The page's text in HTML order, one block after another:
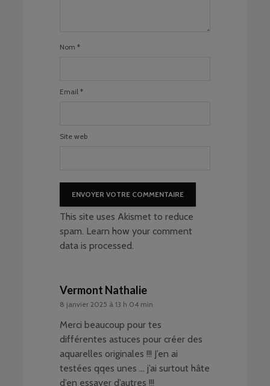
Nom *
Email *
Site web
This site uses Akismet to reduce
spam. Learn how your comment
data is processed.
Vermont Nathalie
8 janvier 2025 à 13 h 04 min
Merci beaucoup pour tes
différentes astuces pour créer des
aquarelles originales !!! J’en ai
testées qqes unes … j’ai surtout hâte
d’en essayer d’autres !!!